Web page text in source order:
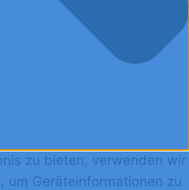
zu bieten, verwenden wir
um Geräteinformationen zu